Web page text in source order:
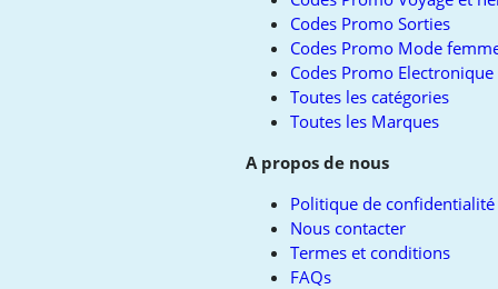
Codes Promo Sorties
Codes Promo Mode
Codes Promo Electronique
Toutes les catégories
Toutes les Marques
A propos de nous
Politique de confidentialité
Nous contacter
Termes et conditions
FAQs